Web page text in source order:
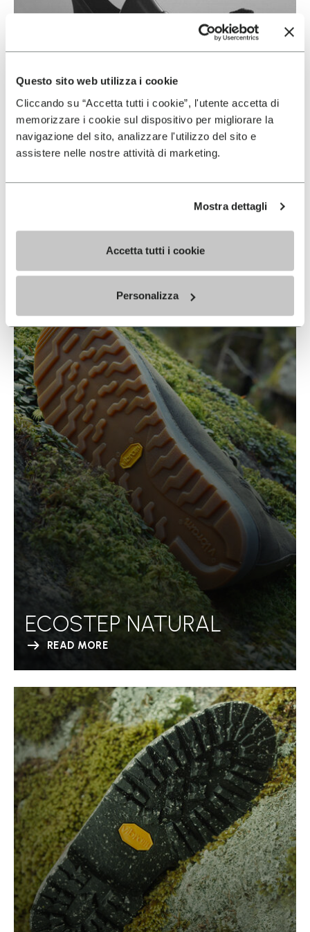
Questo sito web utilizza i cookie
Cliccando su “Accetta tutti i cookie”, l'utente accetta di
memorizzare i cookie sul dispositivo per migliorare la
navigazione del sito, analizzare l'utilizzo del sito e
assistere nelle nostre attività di marketing.
Mostra dettagli
Accetta tutti i cookie
Personalizza
STRATX
READ MORE
ECOSTEP NATURAL
READ MORE